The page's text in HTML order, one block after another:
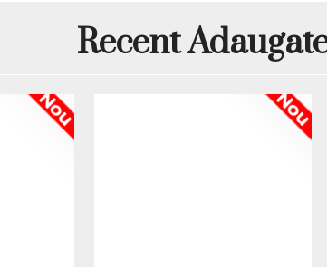
2.
lampa LED
expune
de 120-180
Recent
Nou Nou